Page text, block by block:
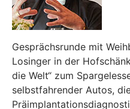
Gesprächsrunde mit
Losinger in der
die Welt“ zum
selbstfahrender Autos,